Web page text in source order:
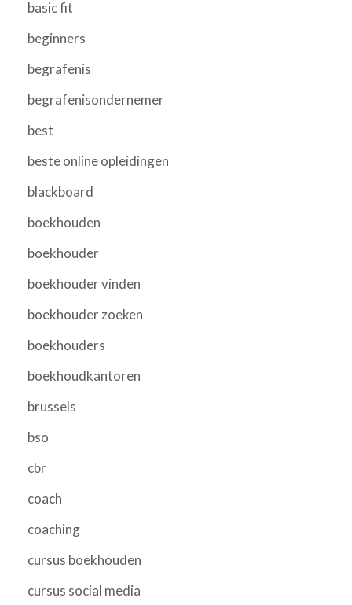
basic fit
beginners
begrafenis
begrafenisondernemer
best
beste online opleidingen
blackboard
boekhouden
boekhouder
boekhouder vinden
boekhouder zoeken
boekhouders
boekhoudkantoren
brussels
bso
cbr
coach
coaching
cursus boekhouden
cursus social media